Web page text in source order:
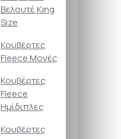
Βελουτέ King
Size
Κουβέρτες
Fleece Μονές
Κουβέρτες
Fleece
Ημίδιπλες
Κουβέρτες